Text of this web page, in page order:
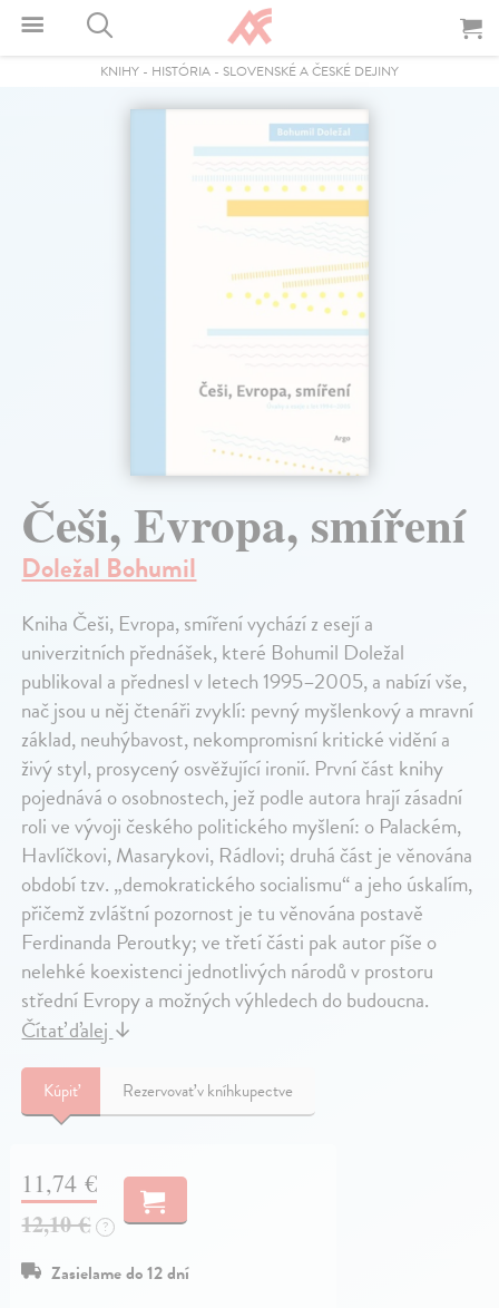
KNIHY - HISTÓRIA - SLOVENSKÉ A ČESKÉ DEJINY
Češi, Evropa, smíření
Doležal Bohumil
Kniha Češi, Evropa, smíření vychází z esejí a
univerzitních přednášek, které Bohumil Doležal
publikoval a přednesl v letech 1995–2005, a nabízí vše,
nač jsou u něj čtenáři zvyklí: pevný myšlenkový a mravní
základ, neuhýbavost, nekompromisní kritické vidění a
živý styl, prosycený osvěžující ironií. První část knihy
pojednává o osobnostech, jež podle autora hrají zásadní
roli ve vývoji českého politického myšlení: o Palackém,
Havlíčkovi, Masarykovi, Rádlovi; druhá část je věnována
období tzv. „demokratického socialismu“ a jeho úskalím,
přičemž zvláštní pozornost je tu věnována postavě
Ferdinanda Peroutky; ve třetí části pak autor píše o
nelehké koexistenci jednotlivých národů v prostoru
střední Evropy a možných výhledech do budoucna.
Čítať ďalej↓
Kúpiť Rezervovať v kníhkupectve
11,74 €
12,10 €
?
Zasielame do 12 dní